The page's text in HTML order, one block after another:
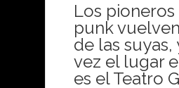
Los
punk
de las suyas,
vez el lugar
es el Teatro